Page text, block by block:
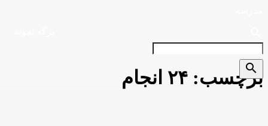
برچسب: ۲۴ انجام search